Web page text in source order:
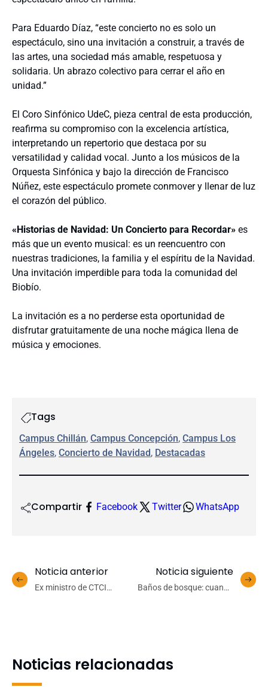
Para Eduardo Díaz, “este concierto no es solo un
espectáculo, sino una invitación a construir, a través de
las artes, una sociedad más amable, respetuosa y
solidaria. Un abrazo colectivo para cerrar el año en
unidad.”
El Coro Sinfónico UdeC, pieza central de esta producción,
reafirma su compromiso con la excelencia artística,
interpretando un repertorio que destaca por su
versatilidad y calidad vocal. Junto a los músicos de la
Orquesta Sinfónica y bajo la dirección de Francisco
Núñez, este espectáculo promete conmover y llenar de luz
el corazón del público.
«Historias de Navidad: Un Concierto para Recordar» es
más que un evento musical: es un reencuentro con
nuestras tradiciones, la familia y el espíritu de la Navidad.
Una invitación imperdible para toda la comunidad del
Biobío.
La invitación es a no perderse esta oportunidad de
disfrutar gratuitamente de una noche mágica llena de
música y emociones.
Tags
Campus Chillán, Campus Concepción, Campus Los
Ángeles, Concierto de Navidad, Destacadas
Compartir Facebook Twitter WhatsApp
Noticia anterior
Ex ministro de CTCI
Noticia siguiente
Baños de bosque: cuando
Noticias relacionadas